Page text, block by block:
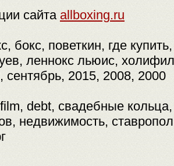
сайта allboxing.ru
бокс, поветкин, где
леннокс льюис,
сентябрь, 2015, 2008, 2000
debt, свадебные
недвижимость,